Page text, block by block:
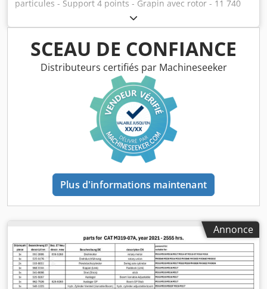
particules - Support 4 points - Grapin avec rotor - 11 740
heures de fonctionnement Suspension : hydraulique
Dsdpfx Asy Srd Eel Aokr
SCEAU DE CONFIANCE
Distributeurs certifiés par Machineseeker
Plus d'informations maintenant
Annonce